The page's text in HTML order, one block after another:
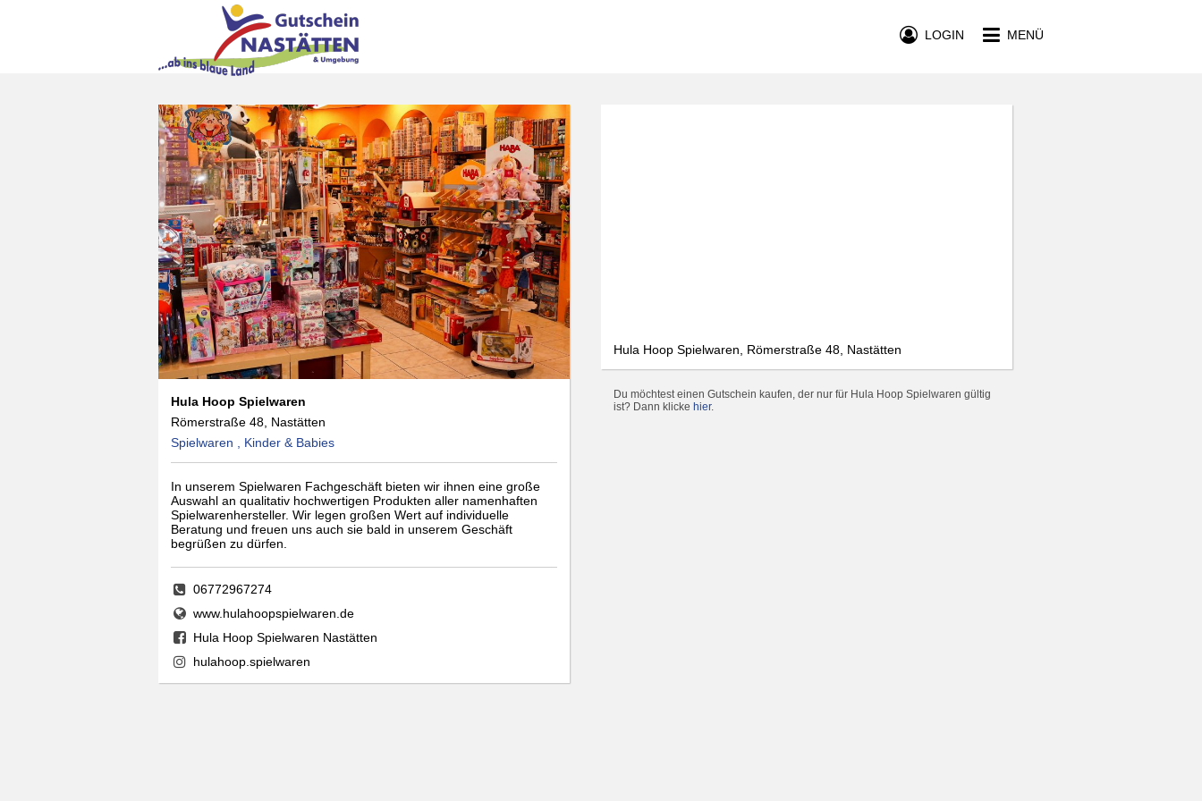
MENÜ
LOGIN
Hula Hoop Spielwaren
Römerstraße 48, Nastätten
Spielwaren , Kinder & Babies
In unserem Spielwaren Fachgeschäft bieten wir ihnen eine große
Auswahl an qualitativ hochwertigen Produkten aller namenhaften
Spielwarenhersteller. Wir legen großen Wert auf individuelle
Beratung und freuen uns auch sie bald in unserem Geschäft
begrüßen zu dürfen.
06772967274
www.hulahoopspielwaren.de
Hula Hoop Spielwaren Nastätten
hulahoop.spielwaren
Hula Hoop Spielwaren, Römerstraße 48, Nastätten
Du möchtest einen Gutschein kaufen, der nur für Hula Hoop Spielwaren gültig
ist? Dann klicke hier.